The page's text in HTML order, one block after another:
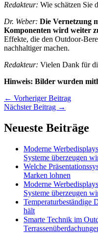
Redakteur: Wie schätzen Sie
Dr. Weber: Die Vernetzung
Komponenten wird weiter
Effekte, die den Outdoor-
nachhaltiger machen.
Redakteur: Vielen Dank für
Hinweis: Bilder wurden
← Vorheriger Beitrag
Nächster Beitrag →
Neueste Beiträge
Moderne
Systeme überzeugen
Welche
Marken lohnen
Moderne
Systeme überzeugen
Temperaturbeständige
hält
Smarte Technik im